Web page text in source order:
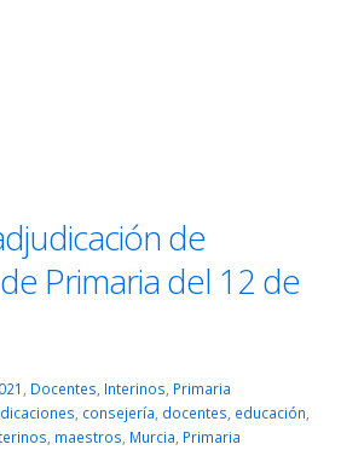
de
Primaria del 12 de
, Docentes, Interinos, Primaria
, consejería, docentes, educación,
, maestros, Murcia, Primaria